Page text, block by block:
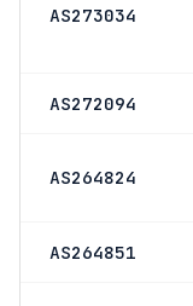
AS273034
AS272094
AS264824
AS264851